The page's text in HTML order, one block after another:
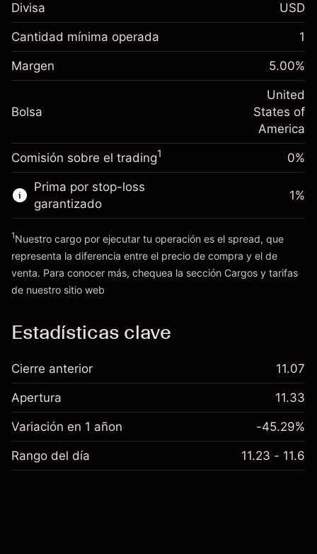
$1,000.00
Ajuste de financiamiento
nocturno
Cargos por el valor total de la
posición
%
(-$4.31)
Tamaño de la operación con apalancamiento
~$20,000.00
$19,000.00
Ir a la plataforma
Margen. Tu inversión
$1,000.00
Ajuste de financiamiento
-0.000654
%
(-$0.13)
Tamaño de la operación con apalancamiento
~$20,000.00
Dinero del apalancamiento ~ $
Divisa USD
Cantidad mínima operada 1
Margen 5.00%
Bolsa
United
States of
America
Comisión sobre el trading1 0%
Prima por stop-loss
garantizado
Cargos
1%
1Nuestro cargo por ejecutar tu operación es el spread, que
representa la diferencia entre el precio de compra y el de
venta. Para conocer más, chequea la sección Cargos y tarifas
de nuestro sitio web
Estadísticas clave
Cierre anterior 11.07
Apertura 11.33
Variación en 1 añon -45.29%
Rango del día 11.23 - 11.6